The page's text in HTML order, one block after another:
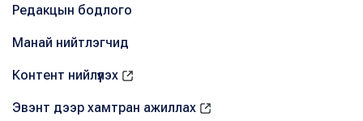
Редакцын бодлого
Манай нийтлэгчид
Контент нийлүүлэх
Эвэнт дээр хамтран ажиллах